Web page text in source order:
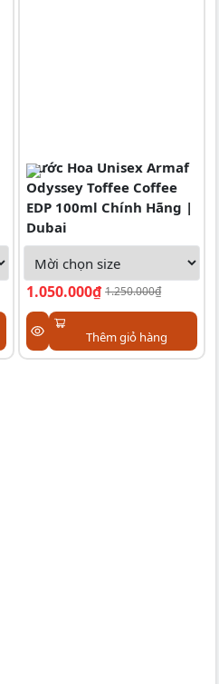
Nước Hoa Unisex Armaf
Odyssey Toffee Coffee
EDP 100ml Chính Hãng |
Dubai
1.050.000₫ 1.250.000₫
Thêm giỏ hàng